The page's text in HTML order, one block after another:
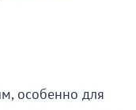
особенно для